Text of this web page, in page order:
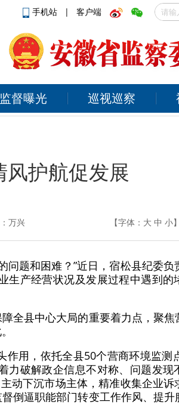
手机站 | 客户端
监督曝光 巡视巡察
护航促发展
万兴 【字体： 大 中 小
题和困难？”近日，宿松县纪委负
生产经营状况及发展过程中遇到的
全县中心大局的重要着力点，聚焦
用，依托全县50个营商环境监测
力破解政企信息不对称、问题发现
动下沉市场主体，精准收集企业诉
倒逼职能部门转变工作作风、提升